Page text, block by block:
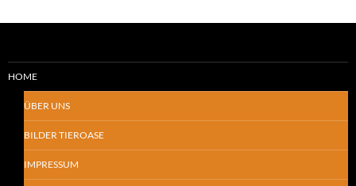
HOME
ÜBER UNS
BILDER TIEROASE
IMPRESSUM